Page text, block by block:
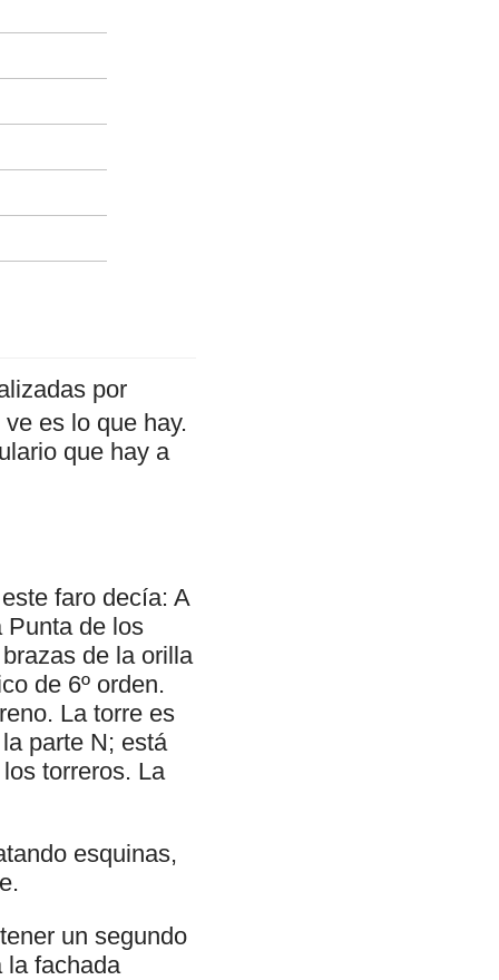
por
es lo que hay.
que hay a
faro decía: A
Punta de los
de la orilla
de 6º orden.
La torre es
parte N; está
torreros. La
esquinas,
un segundo
la fachada